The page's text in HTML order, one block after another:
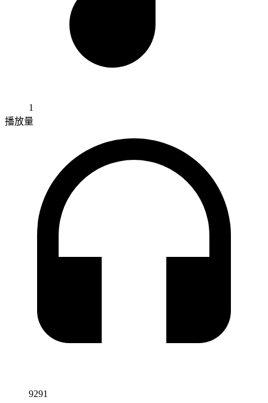
1
播放量
9291